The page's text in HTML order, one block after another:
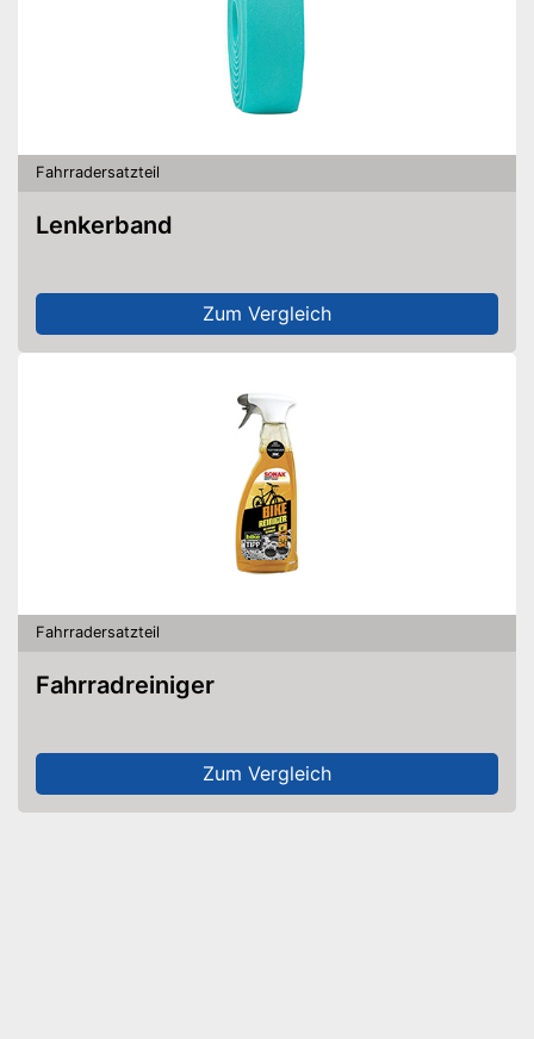
Fahrradersatzteil
Lenkerband
Zum Vergleich
Fahrradersatzteil
Fahrradreiniger
Zum Vergleich